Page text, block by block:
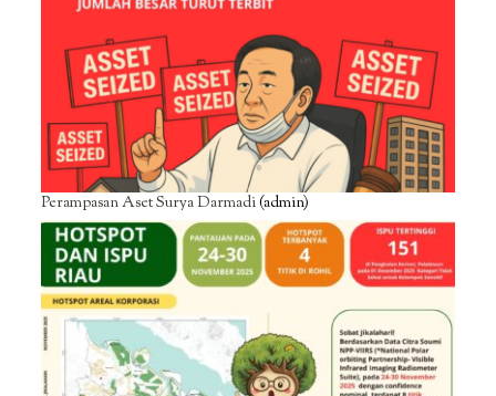
Perampasan Aset Surya Darmadi(admin)